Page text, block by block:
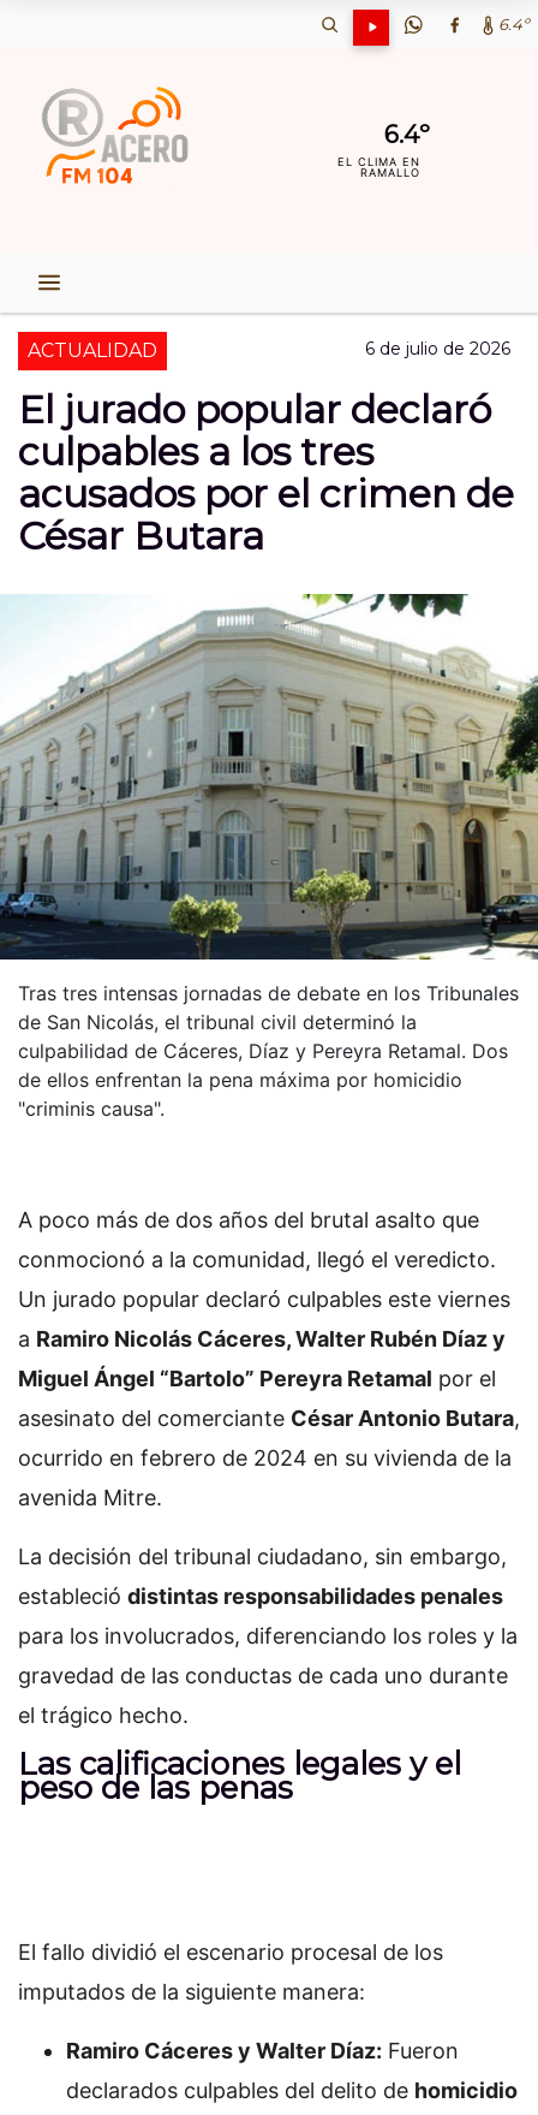
6.4º
6.4º
EL CLIMA EN
RAMALLO
ACTUALIDAD 6 de julio de 2026
El jurado popular declaró
culpables a los tres
acusados por el crimen de
César Butara
Tras tres intensas jornadas de debate en los Tribunales
de San Nicolás, el tribunal civil determinó la
culpabilidad de Cáceres, Díaz y Pereyra Retamal. Dos
de ellos enfrentan la pena máxima por homicidio
"criminis causa".
A poco más de dos años del brutal asalto que
conmocionó a la comunidad, llegó el veredicto.
Un jurado popular declaró culpables este viernes
a Ramiro Nicolás Cáceres, Walter Rubén Díaz y
Miguel Ángel “Bartolo” Pereyra Retamal por el
asesinato del comerciante César Antonio Butara,
ocurrido en febrero de 2024 en su vivienda de la
avenida Mitre.
La decisión del tribunal ciudadano, sin embargo,
estableció distintas responsabilidades penales
para los involucrados, diferenciando los roles y la
gravedad de las conductas de cada uno durante
el trágico hecho.
Las calificaciones legales y el
peso de las penas
El fallo dividió el escenario procesal de los
imputados de la siguiente manera:
Ramiro Cáceres y Walter Díaz: Fueron
declarados culpables del delito de homicidio